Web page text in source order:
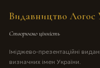
Видавництво Логос
Створюємо цінність
Іміджево-презентаційні
визначних імен України.